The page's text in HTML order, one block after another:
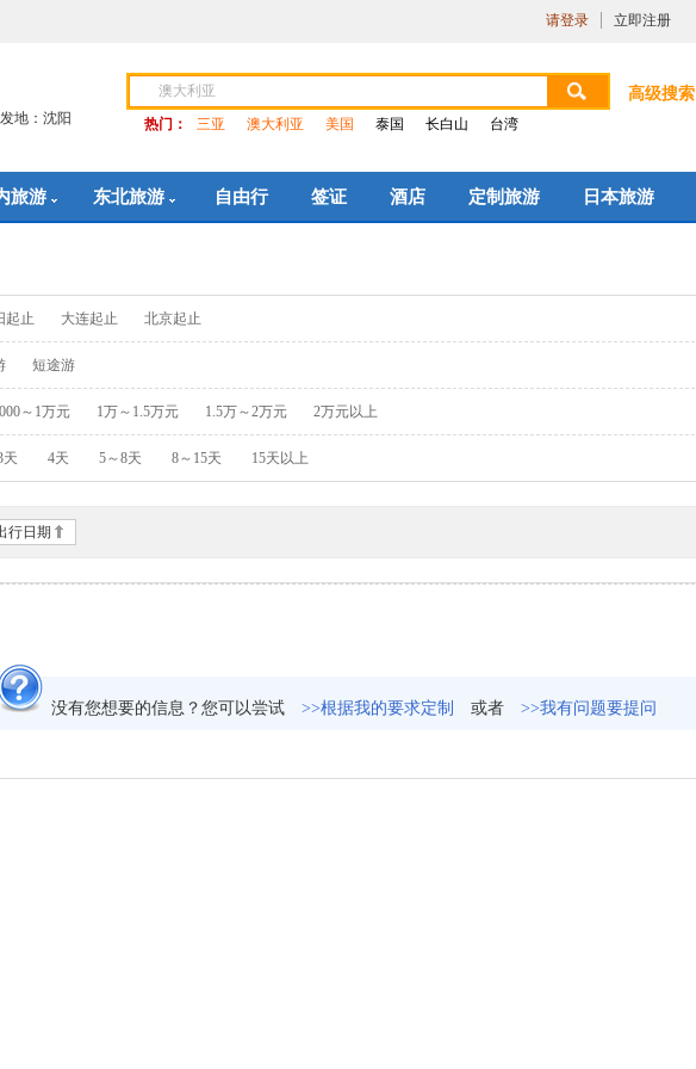
请登录 立即注册
地：沈阳 热门： 三亚 澳大利亚 美国 泰国 长白山 台湾
高级搜索
旅游 东北旅游 自由行 签证 酒店 定制旅游 日本旅游
起止 大连起止 北京起止
短途游
～1万元 1万～1.5万元 1.5万～2万元 2万元以上
天 4天 5～8天 8～15天 15天以上
行日期
没有您想要的信息？您可以尝试 >>根据我的要求定制 或者 >>我有问题要提问